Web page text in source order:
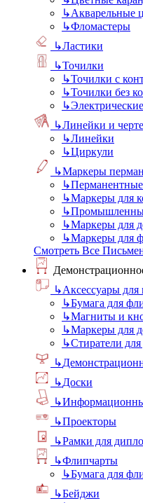
↳Акварельные
↳Фломастеры
↳Ластики
↳Точилки
↳Точилки с
↳Точилки без
↳
↳Линейки и
↳Линейки
↳Циркули
↳Маркеры
↳
↳Маркеры для
↳
↳Маркеры для
↳Маркеры для
Смотреть Все
↳Аксессуары для
↳Бумага для
↳Магниты и
↳Маркеры для
↳Стиратели для
↳
↳Доски
↳
↳Проекторы
↳Рамки для
↳Флипчарты
↳Бумага для
↳Бейджи